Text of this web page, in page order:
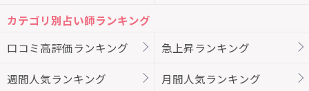
カテゴリ別占い師ランキング
口コミ高評価ランキング
急上昇ランキング
週間人気ランキング 月間人気ランキング